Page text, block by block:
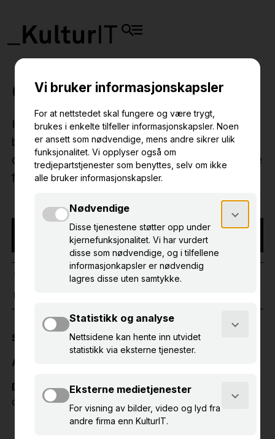
Grunnkurs Primus 10
Kurset er tilpasset ansatte ved museer som
bruker Primus 10 eller planlegger
oppgraderingen innen nær fremtid. Vi tar høyde
for lite eller ingen erfaring med bruk av Primus.
NB! Arrangementet har funnet sted
NETTBASERT KURS PRIMUS
Språk:
Norsk
Antall kursplasser:
Deltakeravgift:NOK 2200/ SEK 2200 (eks.mva) per
deltaker